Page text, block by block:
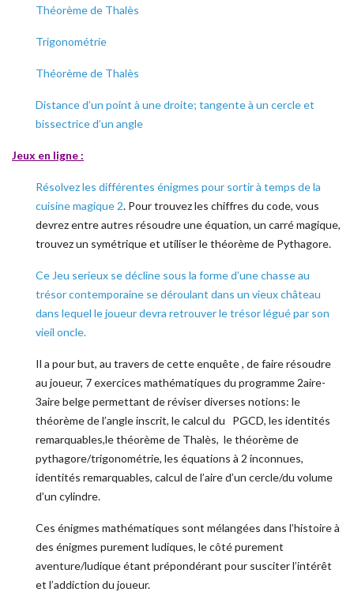
Théorème de Thalès
Trigonométrie
Théorème de Thalès
Distance d’un point à une droite; tangente à un cercle et
bissectrice d’un angle
Jeux en ligne :
Résolvez les différentes énigmes pour sortir à temps de la
cuisine magique 2. Pour trouvez les chiffres du code, vous
devrez entre autres résoudre une équation, un carré magique,
trouvez un symétrique et utiliser le théorème de Pythagore.
Ce Jeu serieux se décline sous la forme d’une chasse au
trésor contemporaine se déroulant dans un vieux château
dans lequel le joueur devra retrouver le trésor légué par son
vieil oncle.
Il a pour but, au travers de cette enquête , de faire résoudre
au joueur, 7 exercices mathématiques du programme 2aire-
3aire belge permettant de réviser diverses notions: le
théorème de l’angle inscrit, le calcul du PGCD, les identités
remarquables,le théorème de Thalès, le théorème de
pythagore/trigonométrie, les équations à 2 inconnues,
identités remarquables, calcul de l’aire d’un cercle/du volume
d’un cylindre.
Ces énigmes mathématiques sont mélangées dans l’histoire à
des énigmes purement ludiques, le côté purement
aventure/ludique étant prépondérant pour susciter l’intérêt
et l’addiction du joueur.